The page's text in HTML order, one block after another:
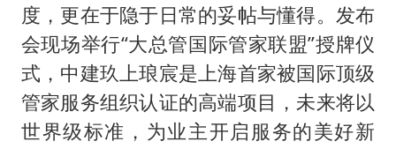
度，更在于隐于日常的妥帖与懂得。发布
会现场举行“大总管国际管家联盟”授牌仪
式，中建玖上琅宸是上海首家被国际顶级
管家服务组织认证的高端项目，未来将以
世界级标准，为业主开启服务的美好新